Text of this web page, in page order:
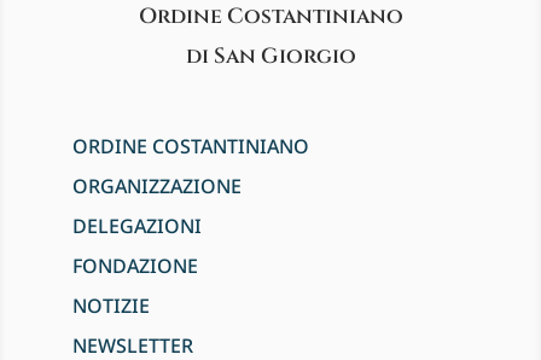
Ordine Costantiniano
di San Giorgio
ORDINE COSTANTINIANO
ORGANIZZAZIONE
DELEGAZIONI
FONDAZIONE
NOTIZIE
NEWSLETTER